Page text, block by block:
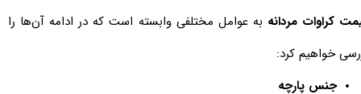
کراوات مردانه به عوامل مختلفی وابسته است که در ادامه آن‌ها را
خواهیم کرد:
جنس پارچه